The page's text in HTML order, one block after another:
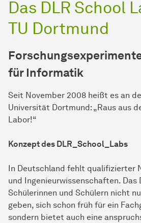
Das DLR School
TU Dortmund
für Informatik
Seit November 2008 heißt es an
Universität Dortmund: „Raus aus
Labor!“
Konzept des DLR_School_Labs
In Deutschland fehlt qualifizierter
und Ingenieurwissenschaften. Das
Schülerinnen und Schülern nicht
geben, sich schon früh für ein
sondern bietet auch eine